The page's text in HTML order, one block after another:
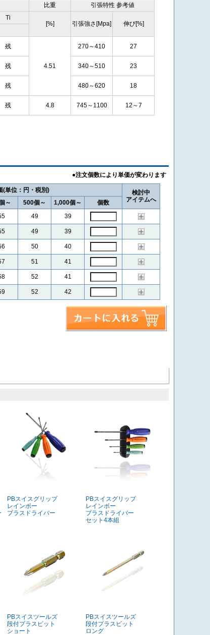
比重 引張特性 参考値
Ti
[%]
引張強さ[Mpa]
伸び[%]
残
4.51
270～410 27
残 340～510 23
残 480～620 18
残 4.8 745～1100 12～7
検討中
アイテムへ
～ 500個～ 1,000個～
個数
49 39
49 39
50 40
51 41
52 41
52 42
PBスイスグリップ
レインボー
プラスドライバー
PBスイスグリップ
レインボー
プラスドライバー
セット4本組
PBスイスツールズ
段付プラスビット
ショート
PBスイスツールズ
段付プラスビット
ロング